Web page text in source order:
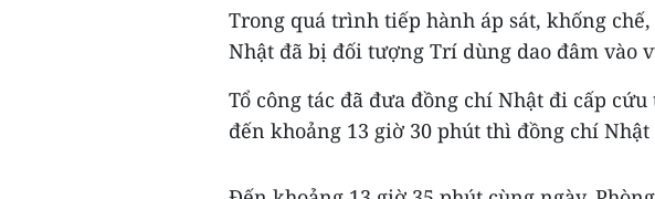
Trong quá trình tiếp hành áp sát, khống
Nhật đã bị đối tượng Trí dùng dao đâm vào
Tổ công tác đã đưa đồng chí Nhật đi cấp
đến khoảng 13 giờ 30 phút thì đồng chí